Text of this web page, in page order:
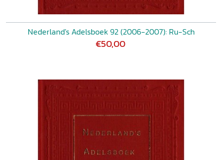
Nederland's Adelsboek 92 (2006-2007): Ru-Sch
€50,00